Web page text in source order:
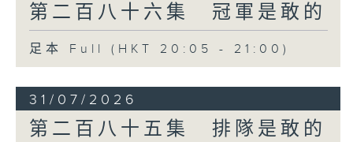
第二百八十六集 冠軍是敢的
足本 Full (HKT 20:05 - 21:00)
31/07/2026
第二百八十五集 排隊是敢的